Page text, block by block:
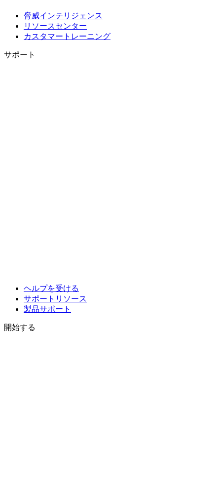
脅威インテリジェンス
リソースセンター
カスタマートレーニング
サポート
ヘルプを受ける
サポートリソース
製品サポート
開始する